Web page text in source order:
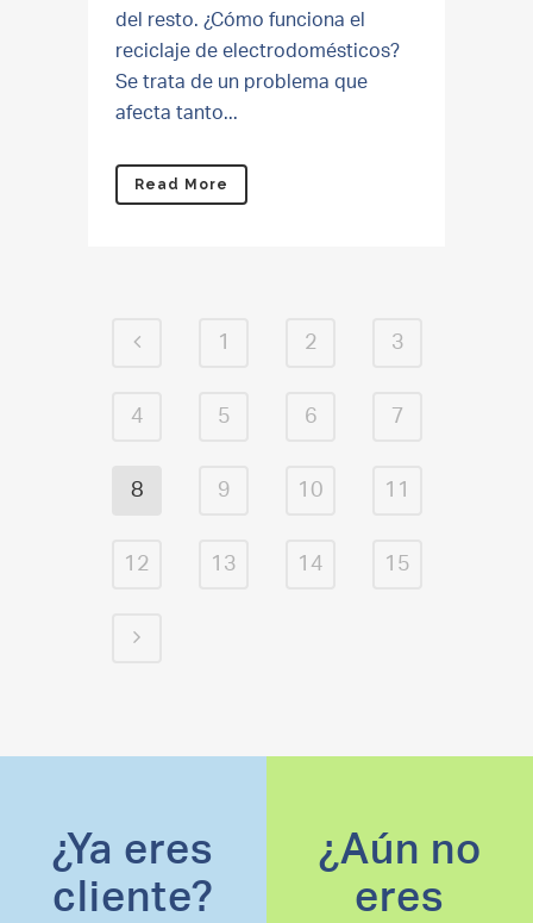
del resto. ¿Cómo funciona el
reciclaje de electrodomésticos?
Se trata de un problema que
afecta tanto...
Read More
1 2 3
4 5 6 7
8 9 10 11
12 13 14 15
¿Ya eres
cliente?
¿Aún no
eres